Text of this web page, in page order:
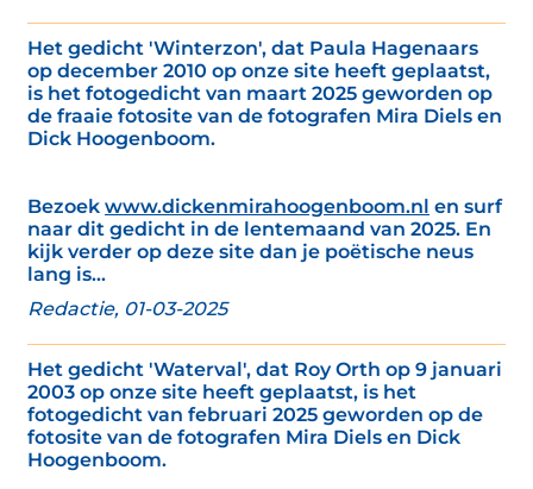
Het gedicht 'Winterzon', dat Paula Hagenaars
op december 2010 op onze site heeft geplaatst,
is het fotogedicht van maart 2025 geworden op
de fraaie fotosite van de fotografen Mira Diels en
Dick Hoogenboom.
Bezoek www.dickenmirahoogenboom.nl en surf
naar dit gedicht in de lentemaand van 2025. En
kijk verder op deze site dan je poëtische neus
lang is...
Redactie, 01-03-2025
Het gedicht 'Waterval', dat Roy Orth op 9 januari
2003 op onze site heeft geplaatst, is het
fotogedicht van februari 2025 geworden op de
fotosite van de fotografen Mira Diels en Dick
Hoogenboom.